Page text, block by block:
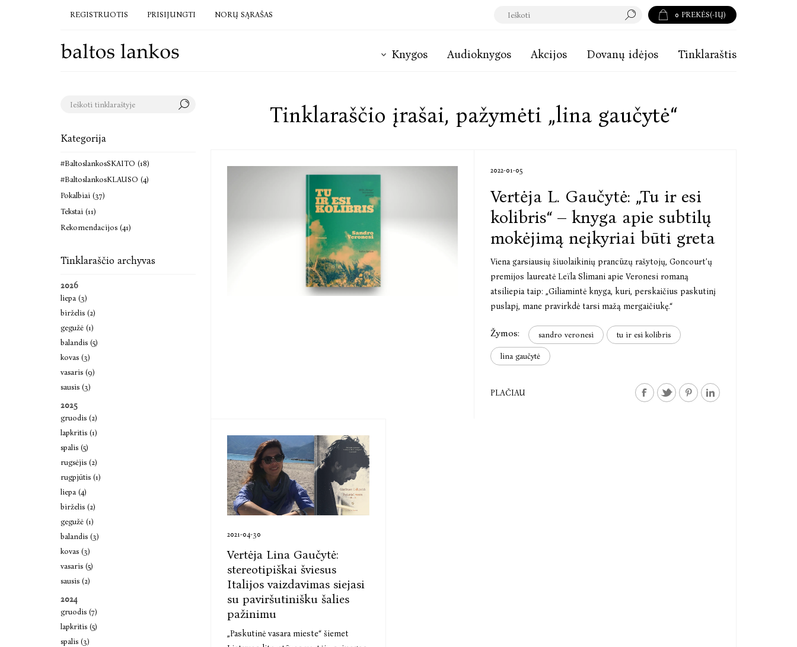
REGISTRUOTIS PRISIJUNGTI NORŲ SĄRAŠAS 0 PREKĖS(-IŲ)
Knygos Audioknygos Akcijos Dovanų idėjos Tinklaraštis
Tinklaraščio įrašai, pažymėti „lina gaučytė“
2022-01-05
Vertėja L. Gaučytė: „Tu ir esi
kolibris“ – knyga apie subtilų
mokėjimą neįkyriai būti greta
Viena garsiausių šiuolaikinių prancūzų rašytojų, Goncourtʼų
premijos laureatė Leïla Slimani apie Veronesi romaną
atsiliepia taip: „Giliamintė knyga, kuri, perskaičius paskutinį
puslapį, mane pravirkdė tarsi mažą mergaičiukę.“
Žymos: sandro veronesi tu ir esi kolibris
lina gaučytė
PLAČIAU
2021-04-30
Vertėja Lina Gaučytė:
stereotipiškai šviesus
Italijos vaizdavimas siejasi
su paviršutinišku šalies
pažinimu
„Paskutinė vasara mieste“ šiemet
Kategorija
#BaltoslankosSKAITO (18)
#BaltoslankosKLAUSO (4)
Pokalbiai (37)
Tekstai (11)
Rekomendacijos (41)
Tinklaraščio archyvas
2026
liepa (3)
birželis (2)
gegužė (1)
balandis (5)
kovas (3)
vasaris (9)
sausis (3)
2025
gruodis (2)
lapkritis (1)
spalis (5)
rugsėjis (2)
rugpjūtis (1)
liepa (4)
birželis (2)
gegužė (1)
balandis (3)
kovas (3)
vasaris (5)
sausis (2)
2024
gruodis (7)
lapkritis (5)
spalis (3)